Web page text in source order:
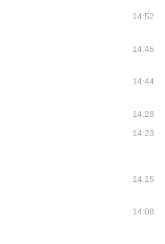
14:52
14:45
14:44
14:28
14:23
14:15
14:08